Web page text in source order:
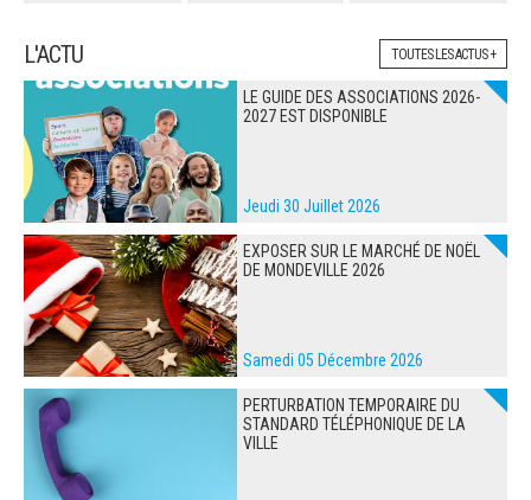
L'ACTU TOUTES LES ACTUS +
LE GUIDE DES ASSOCIATIONS 2026-
2027 EST DISPONIBLE
Jeudi 30 Juillet 2026
EXPOSER SUR LE MARCHÉ DE NOËL
DE MONDEVILLE 2026
Samedi 05 Décembre 2026
PERTURBATION TEMPORAIRE DU
STANDARD TÉLÉPHONIQUE DE LA
VILLE